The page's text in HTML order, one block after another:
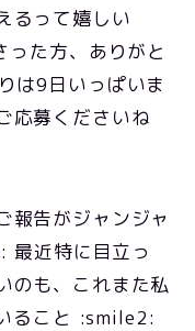
るって嬉しい
た方、ありがと
は9日いっぱいま
応募くださいね
報告がジャンジャ
近特に目立っ
のも、これまた私
ること :smile2: